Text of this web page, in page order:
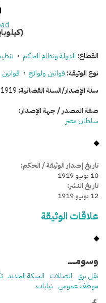
(41.36 كيلوبايت)
القطاع: الدولة ونظام الحكم ›
نوع الوثيقة: قوانين ولوائح › قوانين
سنة الإصدار/السنة القضائية: 1919
صفة المصدر / جهة الإصدار:
سلطان مصر
تاريخ إصدار الوثيقة / الحكم:
10 يونيو 1919
تاريخ النشر:
12 يونيو 1919
علاقات الوثيقة
وسومـــــ
نقل بري اتصالات السكة الحديد
موظف عمومي نيابات